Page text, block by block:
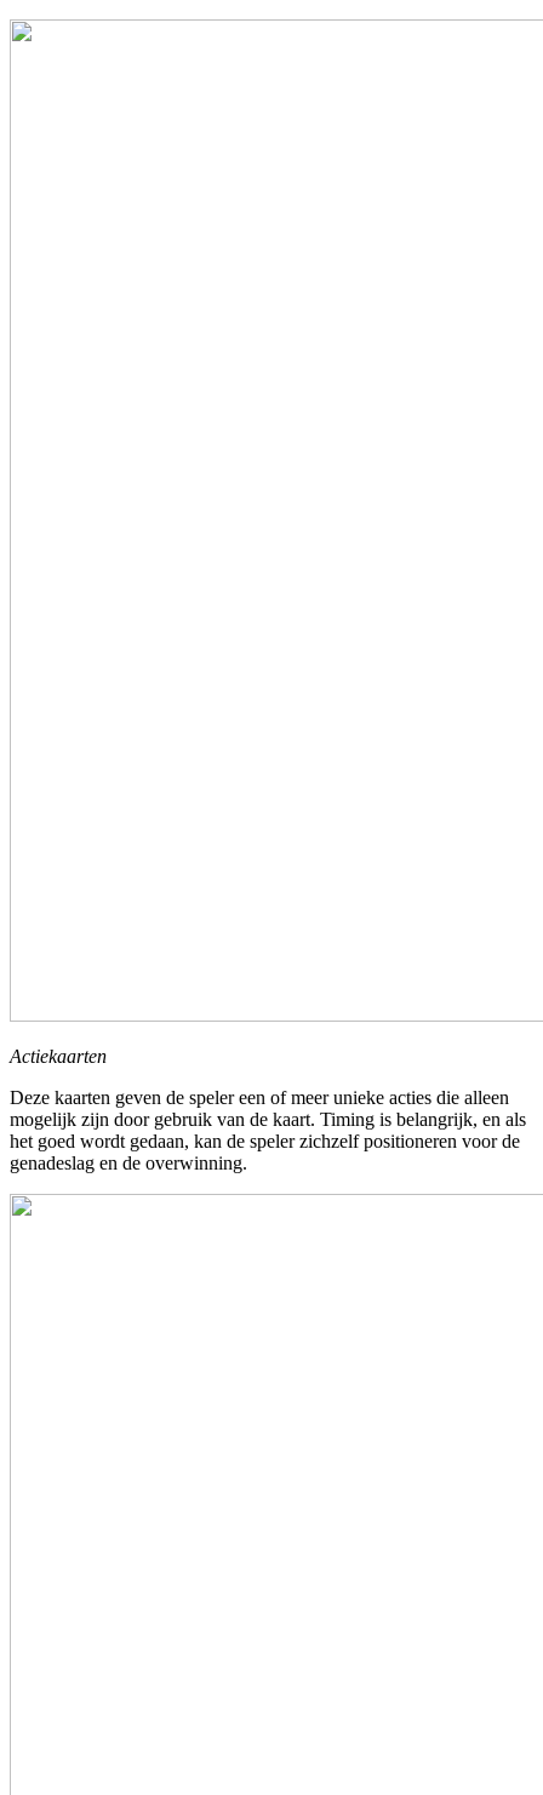
Actiekaarten
Deze kaarten geven de speler een of meer unieke acties die alleen
mogelijk zijn door gebruik van de kaart. Timing is belangrijk, en als
het goed wordt gedaan, kan de speler zichzelf positioneren voor de
genadeslag en de overwinning.